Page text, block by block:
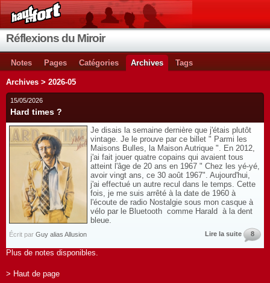
Réflexions du Miroir
Notes Pages Catégories Archives Tags
Archives > 2026-05
15/05/2026
Hard times ?
Je disais la semaine dernière que j'étais plutôt
vintage. Je le prouve par ce billet " Parmi les
Maisons Bulles, la Maison Autrique ". En 2012,
j'ai fait jouer quatre copains qui avaient tous
atteint l'âge de 20 ans en 1967 " Chez les yé-yé,
avoir vingt ans, ce 30 août 1967". Aujourd'hui,
j'ai effectué un autre recul dans le temps. Cette
fois, je me suis arrêté à la date de 1960 à
l'écoute de radio Nostalgie sous mon casque à
vélo par le Bluetooth comme Harald à la dent
bleue.
Écrit par Guy alias Allusion Lire la suite 8
Plus de notes disponibles.
> Haut de page